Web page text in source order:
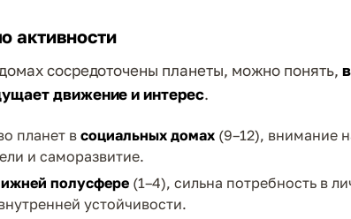
активности
сосредоточены планеты, можно понять,
движение и интерес.
планет в социальных домах (9–12), внимание
и саморазвитие.
полусфере (1–4), сильна потребность в
устойчивости.